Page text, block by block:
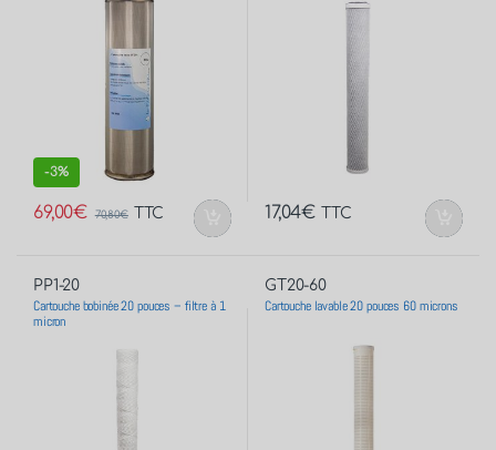
-3%
69,00€ 70,80€ TTC 17,04€ TTC
PP1-20
Cartouche bobinée 20 pouces – filtre à 1
micron
GT20-60
Cartouche lavable 20 pouces 60 microns